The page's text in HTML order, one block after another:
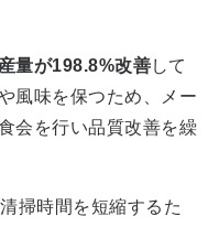
量が198.8%改善して
風味を保つため、メー
会を行い品質改善を繰
掃時間を短縮するた